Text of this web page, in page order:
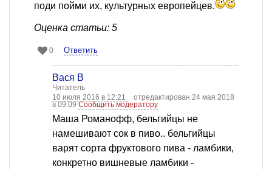
поди пойми их, культурных европейцев.
Оценка статьи: 5
0 Ответить
Вася В
Читатель
10 июля 2016 в 12:21
отредактирован 24 мая 2018
в 09:09Сообщить модератору
Mаша Романофф, бельгийцы не
намешивают сок в пиво.. бельгийцы
варят сорта фруктового пива - ламбики,
конкретно вишневые ламбики -